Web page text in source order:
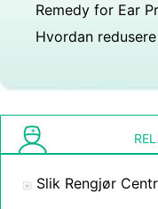
Remedy for Ear
Hvordan
Slik Rengjør